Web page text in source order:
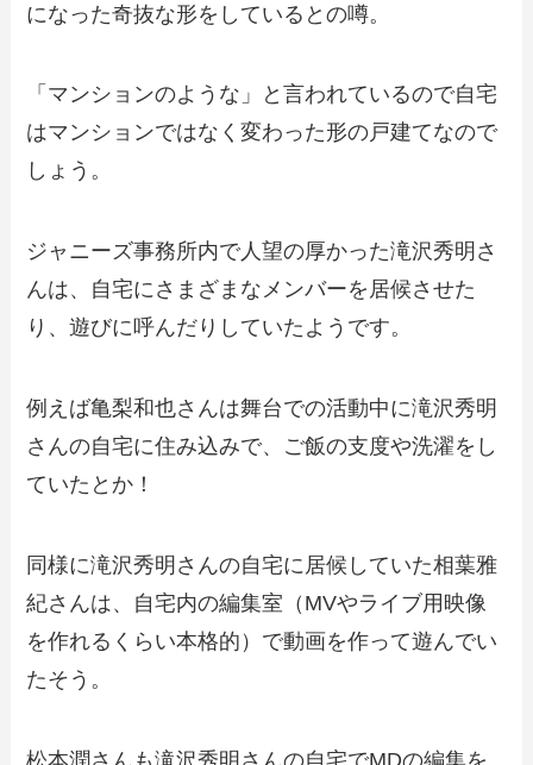
になった奇抜な形をしているとの噂。
「マンションのような」と言われているので自宅
はマンションではなく変わった形の戸建てなので
しょう。
ジャニーズ事務所内で人望の厚かった滝沢秀明さ
んは、自宅にさまざまなメンバーを居候させた
り、遊びに呼んだりしていたようです。
例えば亀梨和也さんは舞台での活動中に滝沢秀明
さんの自宅に住み込みで、ご飯の支度や洗濯をし
ていたとか！
同様に滝沢秀明さんの自宅に居候していた相葉雅
紀さんは、自宅内の編集室（MVやライブ用映像
を作れるくらい本格的）で動画を作って遊んでい
たそう。
松本潤さんも滝沢秀明さんの自宅でMDの編集を